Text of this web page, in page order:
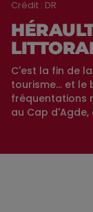
Crédit : DR
C'est la fin de
tourisme... et
fréquentations
au Cap